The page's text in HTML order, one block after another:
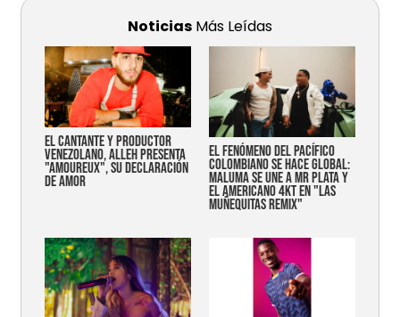
Noticias Más Leídas
EL CANTANTE Y PRODUCTOR
VENEZOLANO, ALLEH PRESENTA
"AMOUREUX", SU DECLARACIÓN
DE AMOR
EL FENÓMENO DEL PACÍFICO
COLOMBIANO SE HACE GLOBAL:
MALUMA SE UNE A MR PLATA Y
EL AMERICANO 4KT EN "LAS
MUÑEQUITAS REMIX"